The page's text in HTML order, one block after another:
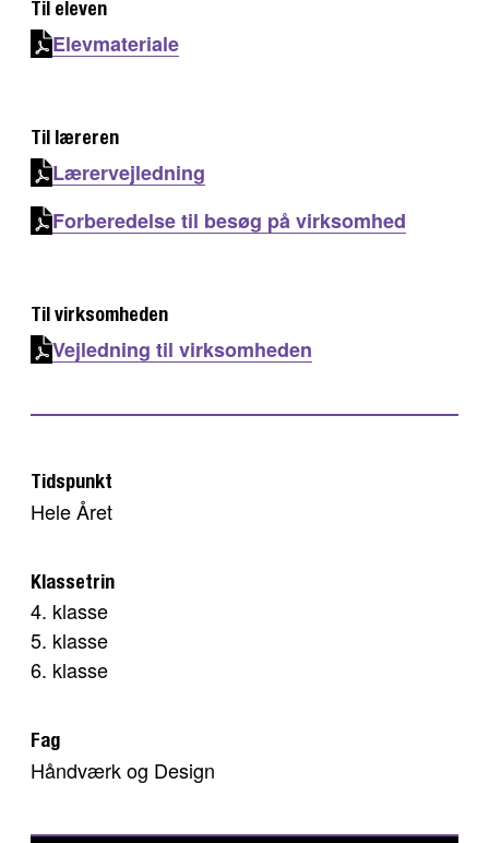
Til eleven
Elevmateriale
Til læreren
Lærervejledning
Forberedelse til besøg på virksomhed
Til virksomheden
Vejledning til virksomheden
Tidspunkt
Hele Året
Klassetrin
4. klasse
5. klasse
6. klasse
Fag
Håndværk og Design